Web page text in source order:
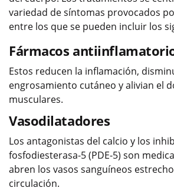
variedad de síntomas provocados
entre los que se pueden incluir los
Fármacos
Estos reducen la inflamación,
engrosamiento cutáneo y alivian el
musculares.
Vasodilatadores
Los antagonistas del calcio y los
fosfodiesterasa-5 (PDE-5) son
abren los vasos sanguíneos
circulación.